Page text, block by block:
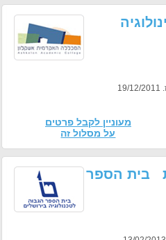
מעוניין לקבל פרטים
על מסלול זה
בית הספר